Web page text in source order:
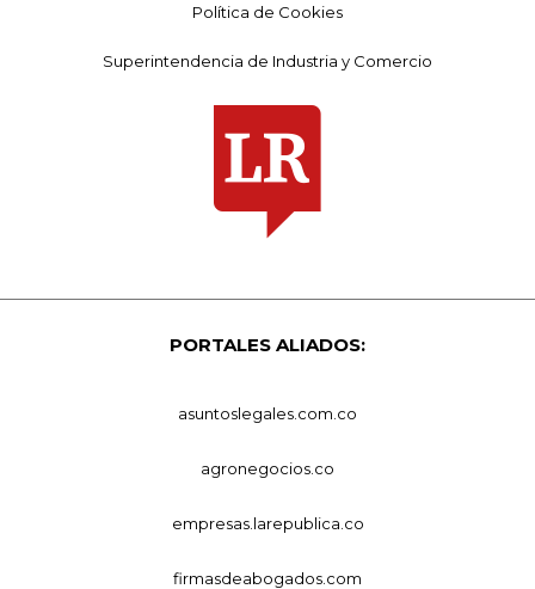
Política de Cookies
Superintendencia de Industria y Comercio
PORTALES ALIADOS:
asuntoslegales.com.co
agronegocios.co
empresas.larepublica.co
firmasdeabogados.com